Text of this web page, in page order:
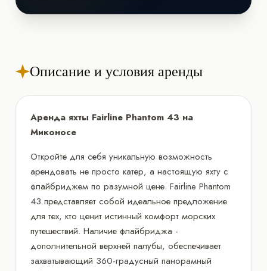
Описание и условия аренды
Аренда яхты Fairline Phantom 43 на
Миконосе
Откройте для себя уникальную возможность
арендовать не просто катер, а настоящую яхту с
флайбриджем по разумной цене. Fairline Phantom
43 представляет собой идеальное предложение
для тех, кто ценит истинный комфорт морских
путешествий. Наличие флайбриджа -
дополнительной верхней палубы, обеспечивает
захватывающий 360-градусный панорамный